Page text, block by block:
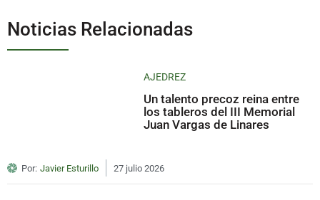
Noticias Relacionadas
AJEDREZ
Un talento precoz reina entre
los tableros del III Memorial
Juan Vargas de Linares
Por: Javier Esturillo 27 julio 2026